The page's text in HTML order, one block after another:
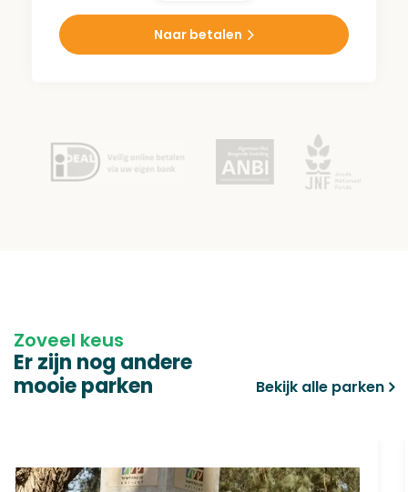
aantal
Naar betalen
Zoveel keus
Er zijn nog andere
mooie parken
Bekijk alle parken